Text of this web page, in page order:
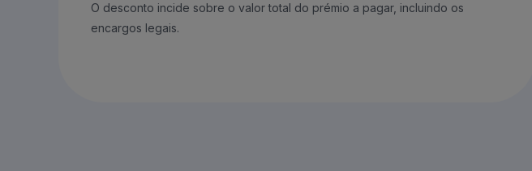
O desconto incide sobre o valor total do prémio a pagar, incluindo os
encargos legais.